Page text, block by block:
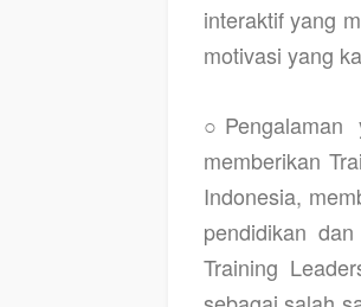
interaktif yang
motivasi yang
memberikan
Indonesia,
pendidikan
Training